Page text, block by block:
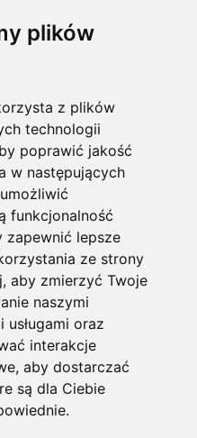
plików
z plików
technologii
poprawić jakość
w następujących
funkcjonalność
zapewnić lepsze
ze strony
, aby zmierzyć Twoje
naszymi
usługami oraz
interakcje
, aby dostarczać
są dla Ciebie
.
– jak połączyć
dłużej niż do
2026 0